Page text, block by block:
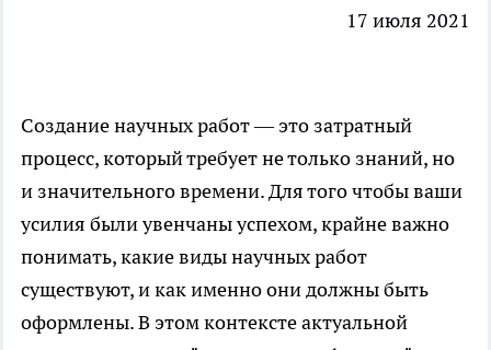
17 июля 2021
Создание научных работ — это затратный
процесс, который требует не только знаний, но
и значительного времени. Для того чтобы ваши
усилия были увенчаны успехом, крайне важно
понимать, какие виды научных работ
существуют, и как именно они должны быть
оформлены. В этом контексте актуальной